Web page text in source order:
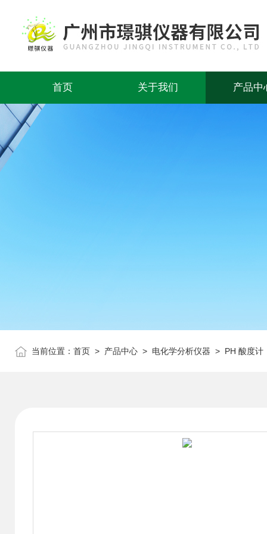
首页 关于我们 产品中
当前位置： 首页 > 产品中心 > 电化学分析仪器 > PH 酸度计